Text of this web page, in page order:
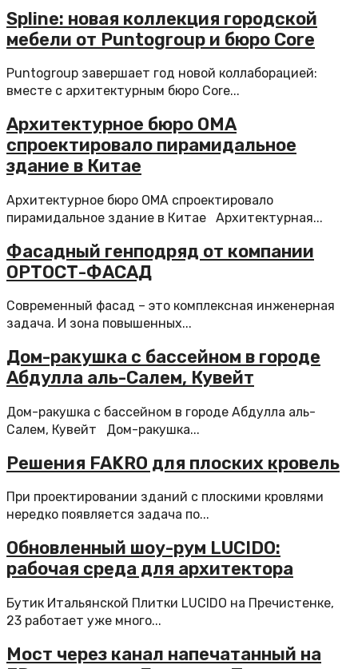
Spline: новая коллекция городской
мебели от Puntogroup и бюро Core
Puntogroup завершает год новой коллаборацией:
вместе с архитектурным бюро Core...
Архитектурное бюро OMA
спроектировало пирамидальное
здание в Китае
Архитектурное бюро OMA спроектировало
пирамидальное здание в Китае Архитектурная...
Фасадный генподряд от компании
ОРТОСТ-ФАСАД
Современный фасад – это комплексная инженерная
задача. И зона повышенных...
Дом-ракушка с бассейном в городе
Абдулла аль-Салем, Кувейт
Дом-ракушка с бассейном в городе Абдулла аль-
Салем, Кувейт Дом-ракушка...
Решения FAKRO для плоских кровель
При проектировании зданий с плоскими кровлями
нередко появляется задача по...
Обновленный шоу-рум LUCIDO:
рабочая среда для архитектора
Бутик Итальянской Плитки LUCIDO на Пречистенке,
23 работает уже много...
Мост через канал напечатанный на